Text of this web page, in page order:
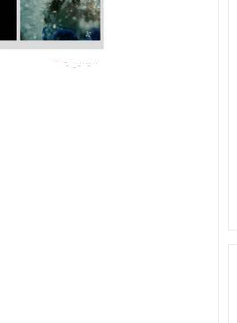
的用户不妨关注，绝对可以免